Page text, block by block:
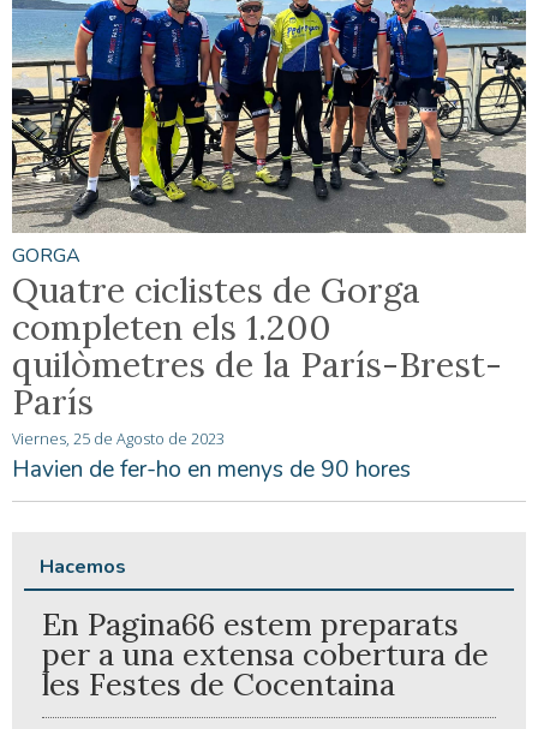
GORGA
Quatre ciclistes de Gorga
completen els 1.200
quilòmetres de la París-Brest-
París
Viernes, 25 de Agosto de 2023
Havien de fer-ho en menys de 90 hores
Hacemos
En Pagina66 estem preparats
per a una extensa cobertura de
les Festes de Cocentaina